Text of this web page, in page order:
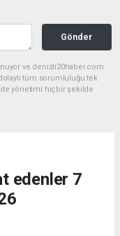
Gönder
ve denizli20haber.com
tüm sorumluluğu tek
yönetimi hiçbir şekilde
edenler 7